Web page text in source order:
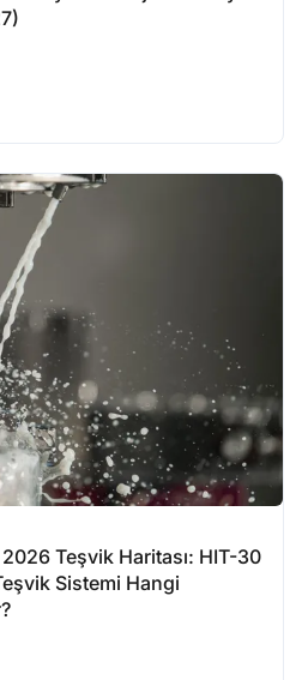
Teşvik Haritası: HIT-30
Sistemi Hangi